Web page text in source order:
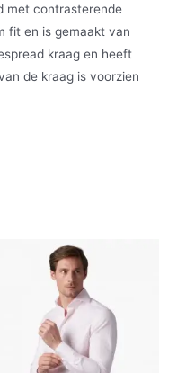
met contrasterende
fit en is gemaakt van
kraag en heeft
de kraag is voorzien